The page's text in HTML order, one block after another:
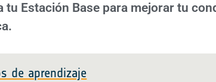
tu Estación Base para mejorar tu
de aprendizaje